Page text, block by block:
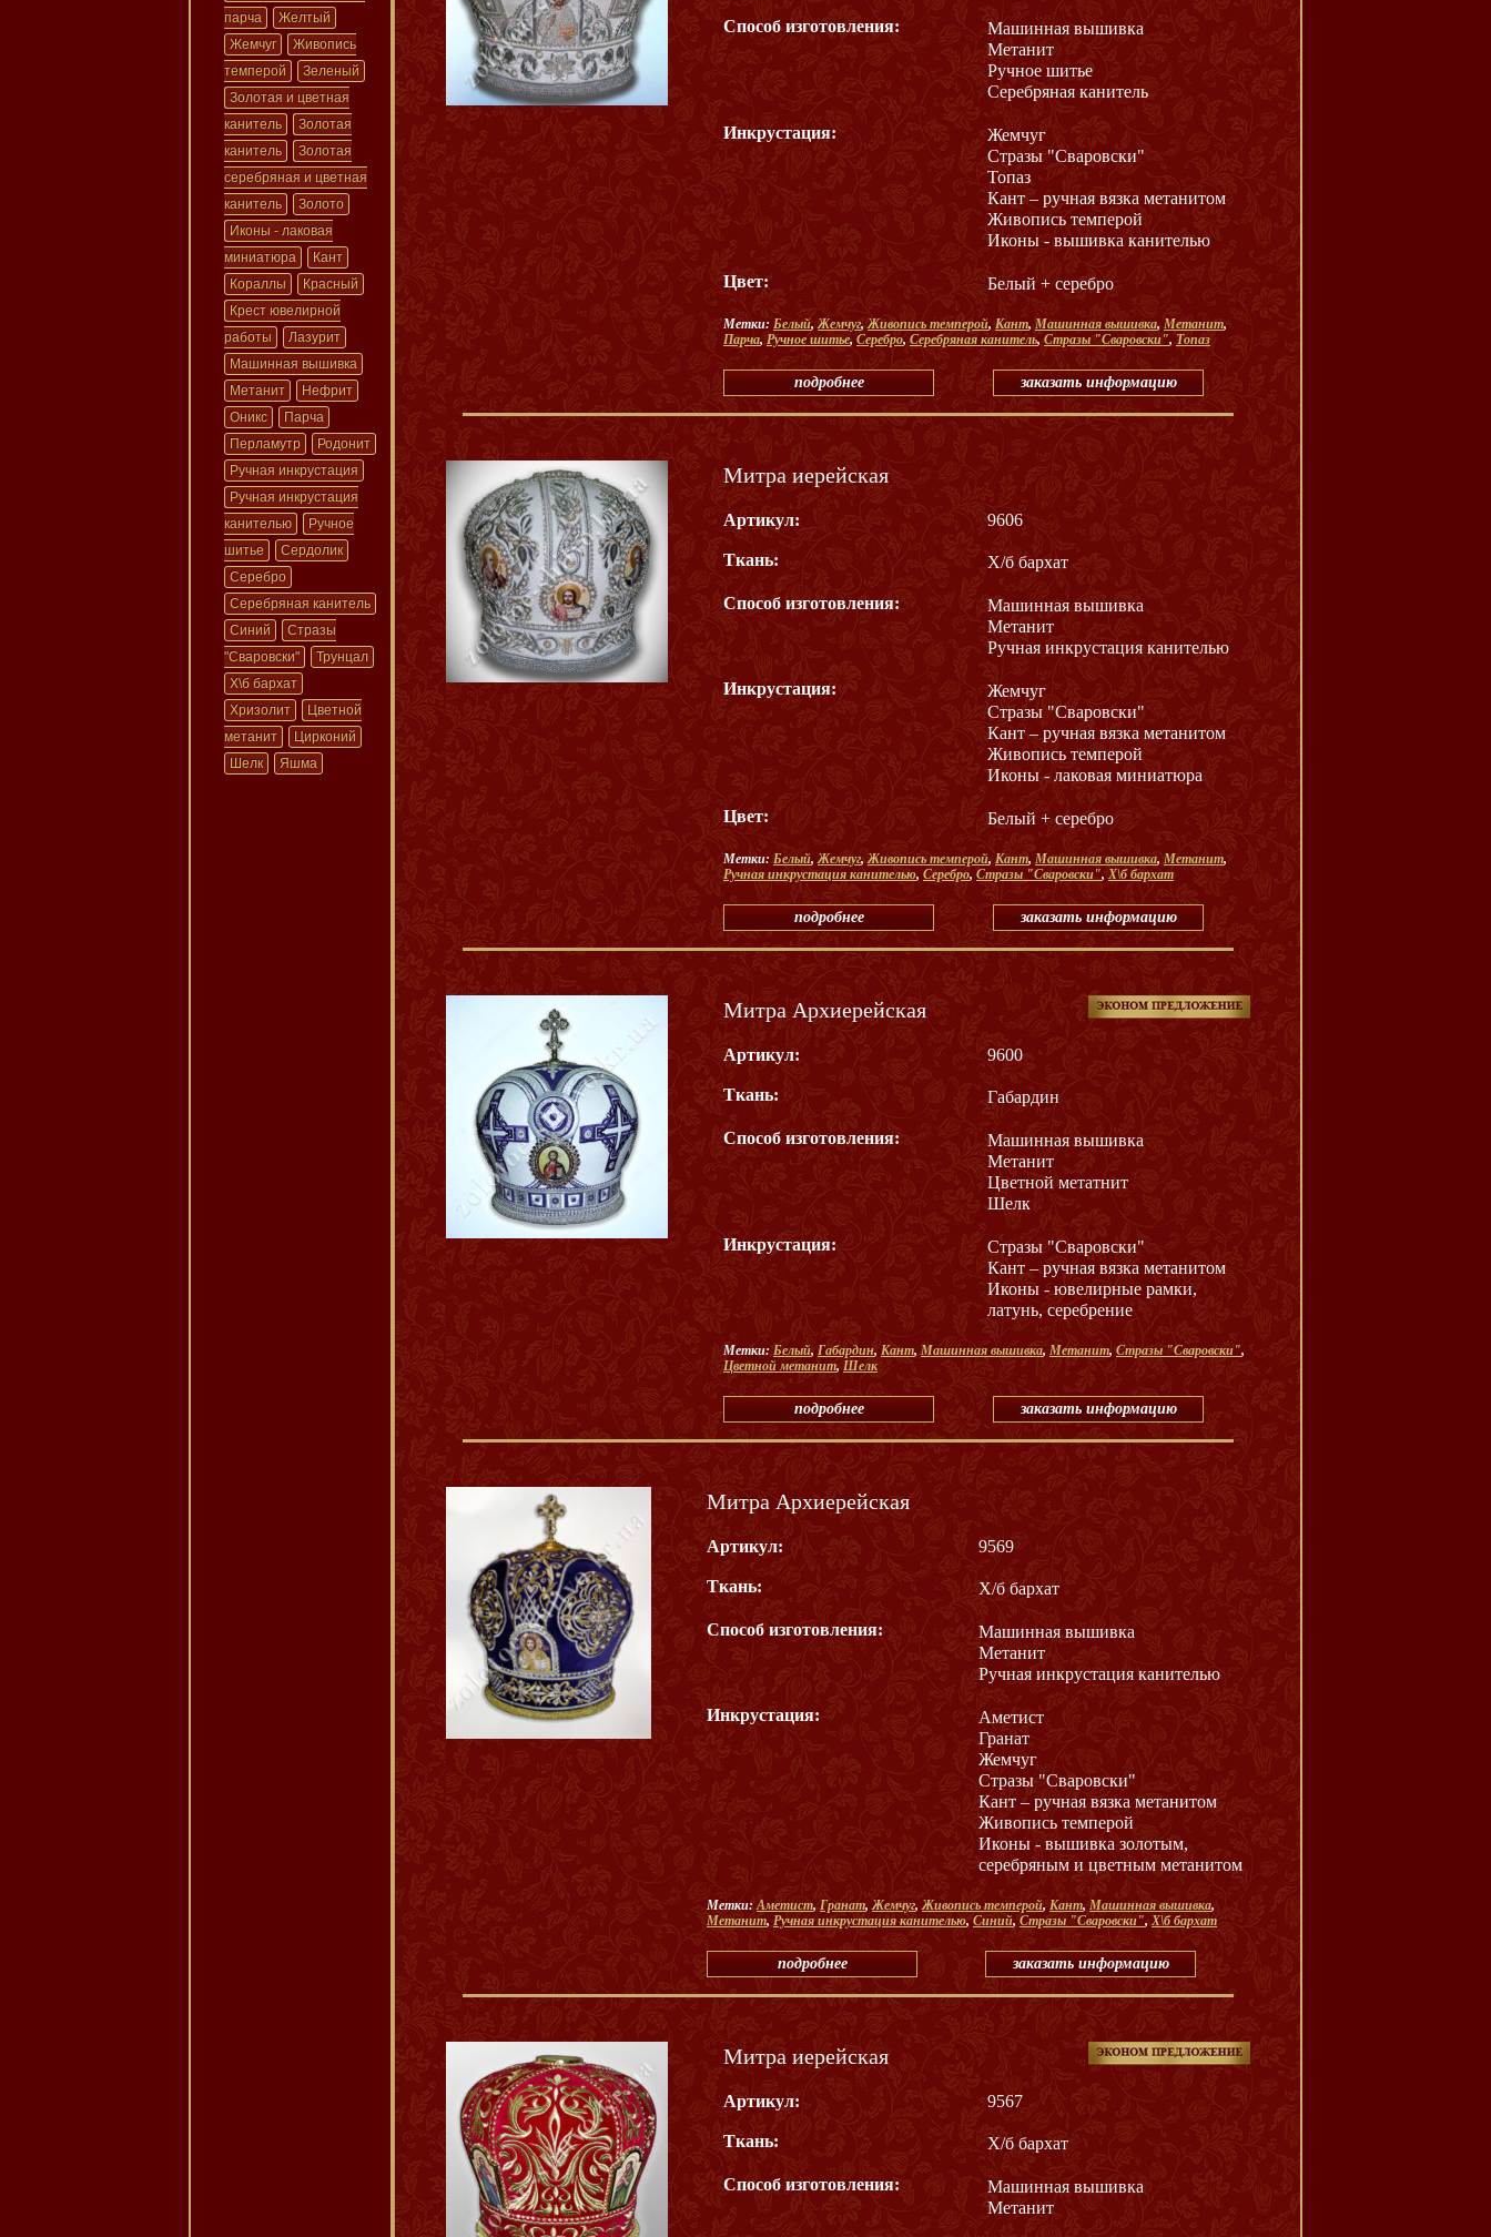
парча
Желтый
Жемчуг
Живопись
темперой
Зеленый
Золотая и цветная
канитель
Золотая
канитель
Золотая
серебряная и цветная
канитель
Золото
Иконы - лаковая
миниатюра
Кант
Кораллы
Красный
Крест ювелирной
работы
Лазурит
Машинная вышивка
Метанит
Нефрит
Оникс
Парча
Перламутр
Родонит
Ручная инкрустация
Ручная инкрустация
канителью
Ручное
шитье
Сердолик
Серебро
Серебряная канитель
Синий
Стразы
"Сваровски"
Трунцал
Х\б бархат
Хризолит
Цветной
метанит
Цирконий
Шелк
Яшма
Способ изготовления:
Машинная вышивка
Метанит
Ручное шитье
Серебряная канитель
Инкрустация:
Жемчуг
Стразы "Сваровски"
Топаз
Кант – ручная вязка метанитом
Живопись темперой
Иконы - вышивка канителью
Цвет: Белый + серебро
Метки: Белый,Жемчуг,Живопись темперой, Кант, Машинная вышивка, Метанит,
Парча, Ручное шитье, Серебро, Серебряная канитель, Стразы "Сваровски", Топаз
подробнее заказать информацию
Митра иерейская
Артикул: 9606
Ткань: Х/б бархат
Способ изготовления:
Машинная вышивка
Метанит
Ручная инкрустация канителью
Инкрустация:
Жемчуг
Стразы "Сваровски"
Кант – ручная вязка метанитом
Живопись темперой
Иконы - лаковая миниатюра
Цвет: Белый + серебро
Метки: Белый,Жемчуг,Живопись темперой, Кант, Машинная вышивка,Метанит,
Ручная инкрустация канителью, Серебро, Стразы "Сваровски",Х\б бархат
подробнее заказать информацию
Митра Архиерейская
Артикул: 9600
Ткань: Габардин
Способ изготовления:
Машинная вышивка
Метанит
Цветной метатнит
Шелк
Инкрустация:
Стразы "Сваровски"
Кант – ручная вязка метанитом
Иконы - ювелирные рамки,
латунь, серебрение
Метки: Белый, Габардин, Кант, Машинная вышивка, Метанит, Стразы "Сваровски",
Цветной метанит, Шелк
подробнее заказать информацию
Митра Архиерейская
Артикул: 9569
Ткань: Х/б бархат
Способ изготовления:
Машинная вышивка
Метанит
Ручная инкрустация канителью
Инкрустация:
Аметист
Гранат
Жемчуг
Стразы "Сваровски"
Кант – ручная вязка метанитом
Живопись темперой
Иконы - вышивка золотым,
серебряным и цветным метанитом
Метки:Аметист, Гранат,Жемчуг,Живопись темперой, Кант,Машинная вышивка,
Метанит, Ручная инкрустация канителью, Синий, Стразы "Сваровски",Х\б бархат
подробнее заказать информацию
Митра иерейская
Артикул: 9567
Ткань: Х/б бархат
Способ изготовления:
Машинная вышивка
Метанит